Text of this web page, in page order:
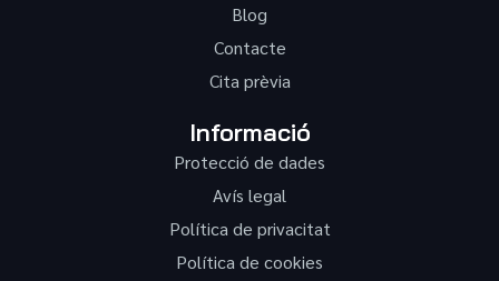
Blog
Contacte
Cita prèvia
Informació
Protecció de dades
Avís legal
Política de privacitat
Política de cookies